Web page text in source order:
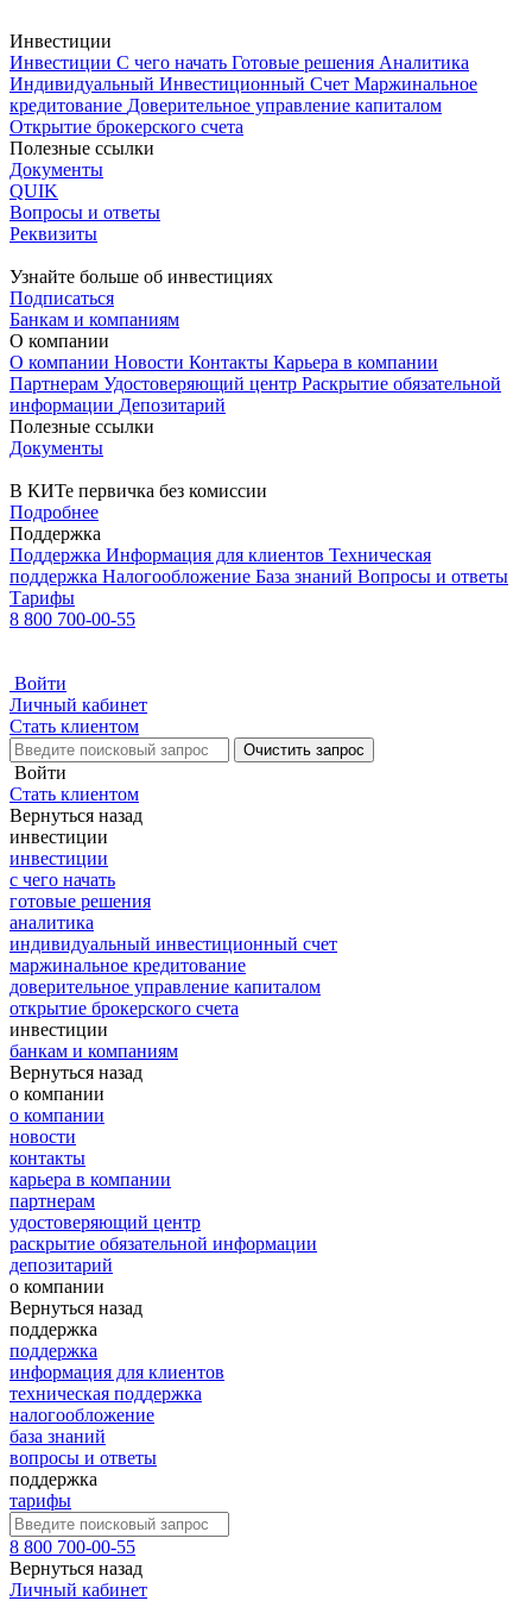
Инвестиции
Инвестиции С чего начать Готовые решения Аналитика
Индивидуальный Инвестиционный Счет Маржинальное
кредитование Доверительное управление капиталом
Открытие брокерского счета
Полезные ссылки
Документы
QUIK
Вопросы и ответы
Реквизиты
Узнайте больше об инвестициях
Подписаться
Банкам и компаниям
О компании
О компании Новости Контакты Карьера в компании
Партнерам Удостоверяющий центр Раскрытие обязательной
информации Депозитарий
Полезные ссылки
Документы
В КИТе первичка без комиссии
Подробнее
Поддержка
Поддержка Информация для клиентов Техническая
поддержка Налогообложение База знаний Вопросы и ответы
Тарифы
8 800 700-00-55
Войти
Личный кабинет
Стать клиентом
Очистить запрос
Войти
Стать клиентом
Вернуться назад
инвестиции
инвестиции
с чего начать
готовые решения
аналитика
индивидуальный инвестиционный счет
маржинальное кредитование
доверительное управление капиталом
открытие брокерского счета
инвестиции
банкам и компаниям
Вернуться назад
о компании
о компании
новости
контакты
карьера в компании
партнерам
удостоверяющий центр
раскрытие обязательной информации
депозитарий
о компании
Вернуться назад
поддержка
поддержка
информация для клиентов
техническая поддержка
налогообложение
база знаний
вопросы и ответы
поддержка
тарифы
8 800 700-00-55
Вернуться назад
Личный кабинет